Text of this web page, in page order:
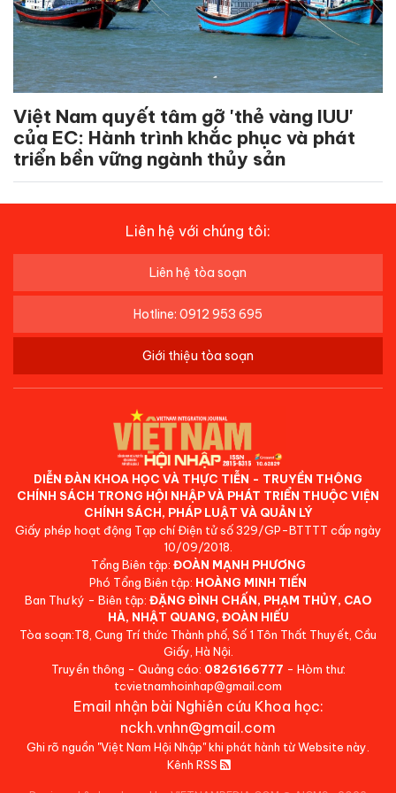
Việt Nam quyết tâm gỡ 'thẻ vàng IUU'
của EC: Hành trình khắc phục và phát
triển bền vững ngành thủy sản
Liên hệ với chúng tôi:
Liên hệ tòa soạn
Hotline: 0912 953 695
Giới thiệu tòa soạn
DIỄN ĐÀN KHOA HỌC VÀ THỰC TIỄN - TRUYỀN THÔNG
CHÍNH SÁCH TRONG HỘI NHẬP VÀ PHÁT TRIỂN THUỘC VIỆN
CHÍNH SÁCH, PHÁP LUẬT VÀ QUẢN LÝ
Giấy phép hoạt động Tạp chí Điện tử số 329/GP-BTTTT cấp ngày
10/09/2018.
Tổng Biên tập: ĐOÀN MẠNH PHƯƠNG
Phó Tổng Biên tập: HOÀNG MINH TIẾN
Ban Thư ký - Biên tập: ĐẶNG ĐÌNH CHẤN, PHẠM THỦY, CAO
HÀ, NHẬT QUANG, ĐOÀN HIẾU
Tòa soạn:T8, Cung Trí thức Thành phố, Số 1 Tôn Thất Thuyết, Cầu
Giấy, Hà Nội.
Truyền thông - Quảng cáo: 0826166777 - Hòm thư:
tcvietnamhoinhap@gmail.com
Email nhận bài Nghiên cứu Khoa học:
nckh.vnhn@gmail.com
Ghi rõ nguồn "Việt Nam Hội Nhập" khi phát hành từ Website này.
Kênh RSS